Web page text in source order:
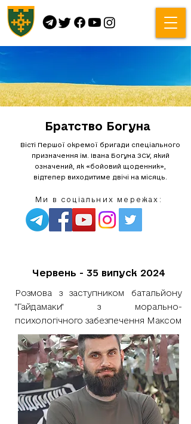
Братство Богуна
Вісті Першої окремої бригади спеціального
призначення ім. Івана Богуна ЗСУ, який
означений, як «бойовий щоденник»,
відтепер виходитиме двічі на місяць.
Ми в соціальних мережах:
Червень - 35 випуск 2024
Розмова з заступником батальйону
"Гайдамаки" з морально-
психологічного забезпечення Максом